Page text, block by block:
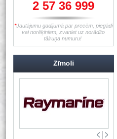
2 57 36 999
*Jautājumu gadījumā par precēm, piegādi
vai norēķiniem, zvaniet uz norādīto
tālruņa numuru!
Zīmoli